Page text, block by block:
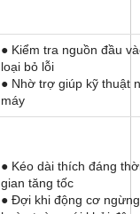
● Kiểm tra nguồn đầu
loại bỏ lỗi
● Nhờ trợ giúp kỹ thuật
máy
● Kéo dài thích đáng
gian tăng tốc
● Đợi khi động cơ ngừng